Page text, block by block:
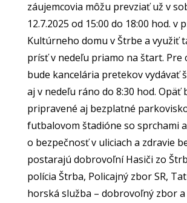
záujemcovia môžu prevziať už v
12.7.2025 od 15:00 do 18:00 hod. v
Kultúrneho domu v Štrbe a využiť
prísť v nedeľu priamo na štart. Pre
bude kancelária pretekov vydávať
aj v nedeľu ráno do 8:30 hod. Opäť
pripravené aj bezplatné
futbalovom štadióne so sprchami
o bezpečnosť v uliciach a zdravie
postarajú dobrovoľní Hasiči zo
polícia Štrba, Policajný zbor SR,
horská služba – dobrovoľný zbor